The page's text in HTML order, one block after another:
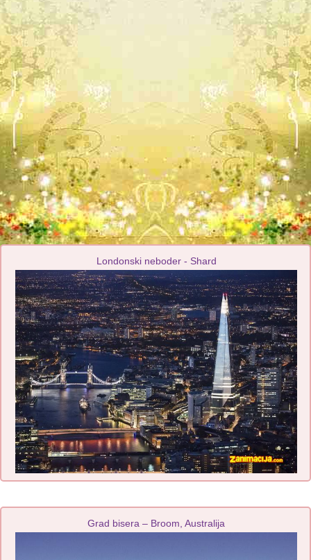
Londonski neboder - Shard
Grad bisera – Broom, Australija